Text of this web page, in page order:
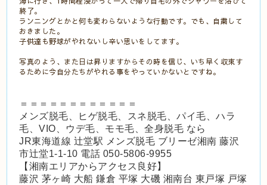
終了。
ランニングとかと何も変わらないような行動です。でも、自粛して
おきました。
子供達も野球がやれないし辛い思いをしてます。
写真のよう、また日は昇りますからその時を信じ、いち早く収束す
るために今自分たちがやれる事をやっていかないとですね。
＝＝＝＝＝＝＝＝＝＝＝＝
メンズ脱毛、ヒゲ脱毛、スネ脱毛、パイ毛、ハラ
毛、VIO、ウデ毛、モモ毛、全身脱毛 なら
JR東海道線 辻堂駅 メンズ脱毛 ブリーゼ湘南 藤沢
市辻堂1-1-10 電話 050-5806-9955
【湘南エリアからアクセス良好】
藤沢 茅ヶ崎 大船 鎌倉 平塚 大磯 湘南台 東戸塚 戸塚